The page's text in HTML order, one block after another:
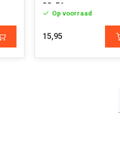
89x51mm
Op voorraad
15,95